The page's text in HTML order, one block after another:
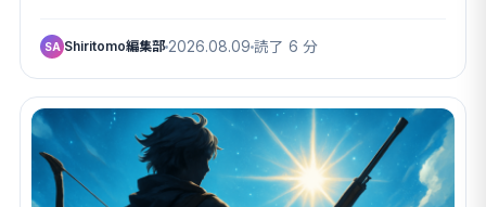
SA Shiritomo編集部 2026.08.09 読了 6 分